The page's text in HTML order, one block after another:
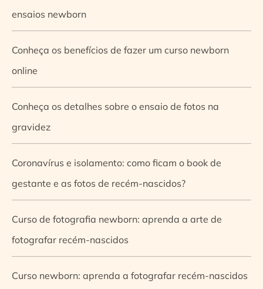
ensaios newborn
Conheça os benefícios de fazer um curso newborn
online
Conheça os detalhes sobre o ensaio de fotos na
gravidez
Coronavírus e isolamento: como ficam o book de
gestante e as fotos de recém-nascidos?
Curso de fotografia newborn: aprenda a arte de
fotografar recém-nascidos
Curso newborn: aprenda a fotografar recém-nascidos